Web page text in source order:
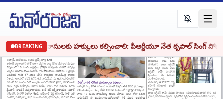
BREAKING
ఆదివాసులకు హక్కులు కల్పించాలి: పీఆర్టీయూ నేత కృపాల్ సింగ్ సోడి